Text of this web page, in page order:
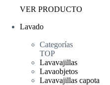
VER PRODUCTO
Lavado
Categorías
TOP
Lavavajillas
Lavaobjetos
Lavavajillas capota